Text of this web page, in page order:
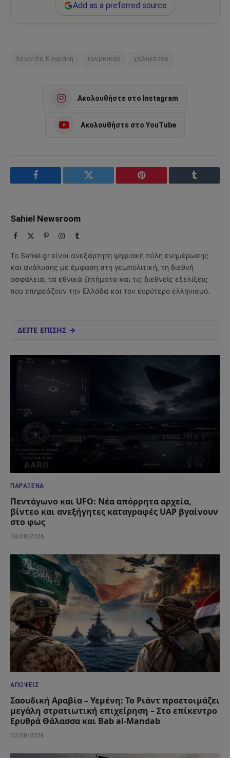
Add as a preferred source
Λεωνίδα Κουμάκη τουρκικού χαλιφάτου
Ακολουθήστε στο Instagram
Ακολουθήστε στο YouTube
Facebook Twitter Pinterest Tumblr
Sahiel Newsroom
Facebook PinterestInstagram
Tumblr
Το Sahiel.gr είναι ανεξάρτητη ψηφιακή πύλη ενημέρωσης
και ανάλυσης με έμφαση στη γεωπολιτική, τη διεθνή
ασφάλεια, τα εθνικά ζητήματα και τις διεθνείς εξελίξεις
που επηρεάζουν την Ελλάδα και τον ευρύτερο ελληνισμό.
ΔΕΙΤΕ ΕΠΙΣΗΣ →
ΠΑΡΆΞΕΝΑ
Πεντάγωνο και UFO: Νέα απόρρητα αρχεία,
βίντεο και ανεξήγητες καταγραφές UAP βγαίνουν
στο φως
08/08/2026
ΑΠΌΨΕΙΣ
Σαουδική Αραβία – Υεμένη: Το Ριάντ προετοιμάζει
μεγάλη στρατιωτική επιχείρηση – Στο επίκεντρο
Ερυθρά Θάλασσα και Bab al-Mandab
02/08/2026